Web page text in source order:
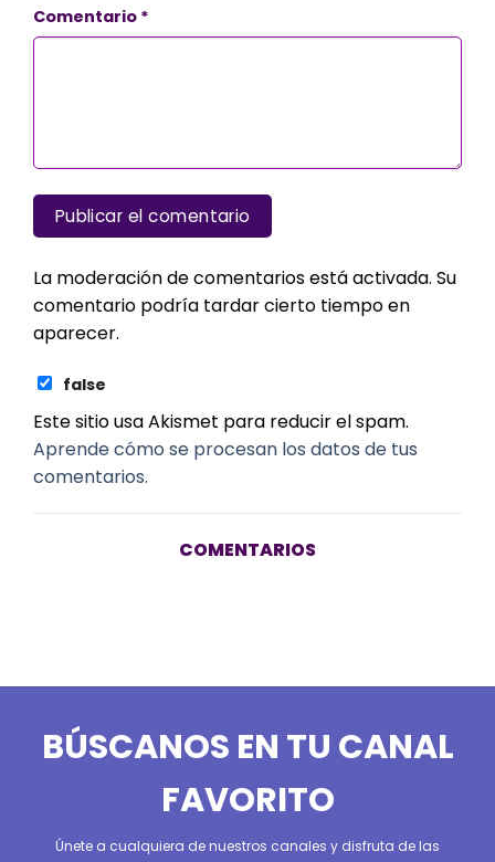
Comentario *
La moderación de comentarios está activada. Su
comentario podría tardar cierto tiempo en
aparecer.
false
Este sitio usa Akismet para reducir el spam.
Aprende cómo se procesan los datos de tus
comentarios.
COMENTARIOS
BÚSCANOS EN TU CANAL
FAVORITO
Únete a cualquiera de nuestros canales y disfruta de las